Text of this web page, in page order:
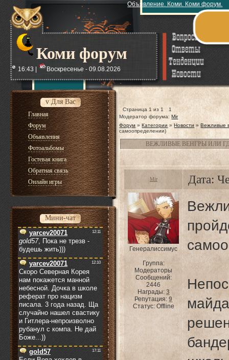
Коми форум
Объявление. Коми. Коми форум.
16:43 | Воскресенье - 09.08.2026
v Для Вас
Главная
Форум
Объявления
Фотоальбомы
Гостевая книга
Обратная связь
Онлайн игры
Мини-чат
Страница 1 из 1
1
Модератор форума:Mir
Форум » Категории » Новости » Вежливые
самоопределении)
ВЕЖЛИВЫЕ ВЕНГРЫ ИЛИ
Mir Дата:
Генералиссимус
Группа:
Модераторы
Сообщений:
2446
Награды: 3
Репутация:9
Статус: Offline